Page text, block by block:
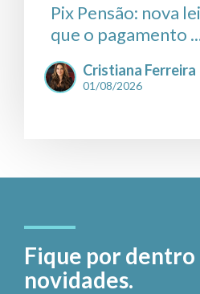
Pix Pensão: nova
que o pagamento
Cristiana Ferreira
01/08/2026
Fique por dentro
novidades.